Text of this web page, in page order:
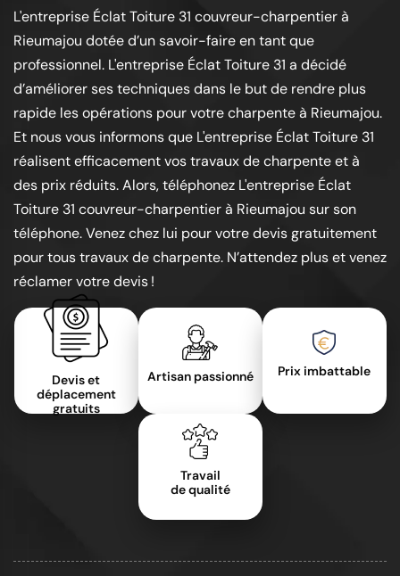
L'entreprise Éclat Toiture 31 couvreur-charpentier à
Rieumajou dotée d’un savoir-faire en tant que
professionnel. L'entreprise Éclat Toiture 31 a décidé
d’améliorer ses techniques dans le but de rendre plus
rapide les opérations pour votre charpente à Rieumajou.
Et nous vous informons que L'entreprise Éclat Toiture 31
réalisent efficacement vos travaux de charpente et à
des prix réduits. Alors, téléphonez L'entreprise Éclat
Toiture 31 couvreur-charpentier à Rieumajou sur son
téléphone. Venez chez lui pour votre devis gratuitement
pour tous travaux de charpente. N’attendez plus et venez
réclamer votre devis !
Devis et
déplacement
gratuits
Artisan passionné Prix imbattable
Travail
de qualité